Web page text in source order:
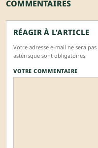
COMMENTAIRES
RÉAGIR À L'ARTICLE
Votre adresse e-mail ne sera
astérisque sont obligatoires.
VOTRE COMMENTAIRE